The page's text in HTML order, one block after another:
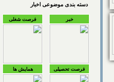
دسته بندی موضوعی اخبار
خبر فرصت شغلی
فرصت تحصیلی همایش ها